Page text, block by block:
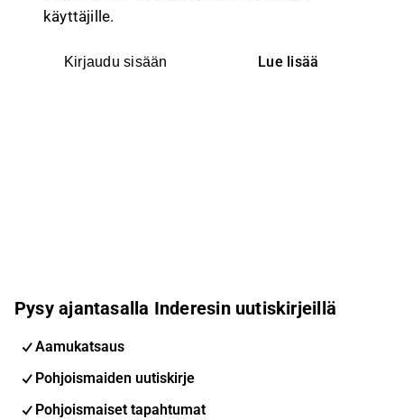
käyttäjille.
Kirjaudu sisään Lue lisää
Pysy ajantasalla Inderesin uutiskirjeillä
Aamukatsaus
Pohjoismaiden uutiskirje
Pohjoismaiset tapahtumat